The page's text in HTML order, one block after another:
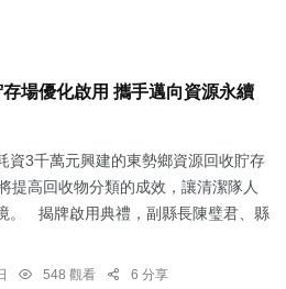
場優化啟用 攜手邁向資源永續
資3千萬元興建的東勢鄉資源回收貯存
提高回收物分類的成效，讓清潔隊人
。 揭牌啟用典禮，副縣長陳璧君、縣
548 觀看 6 分享